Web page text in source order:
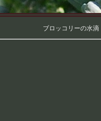
ブロッコリーの水